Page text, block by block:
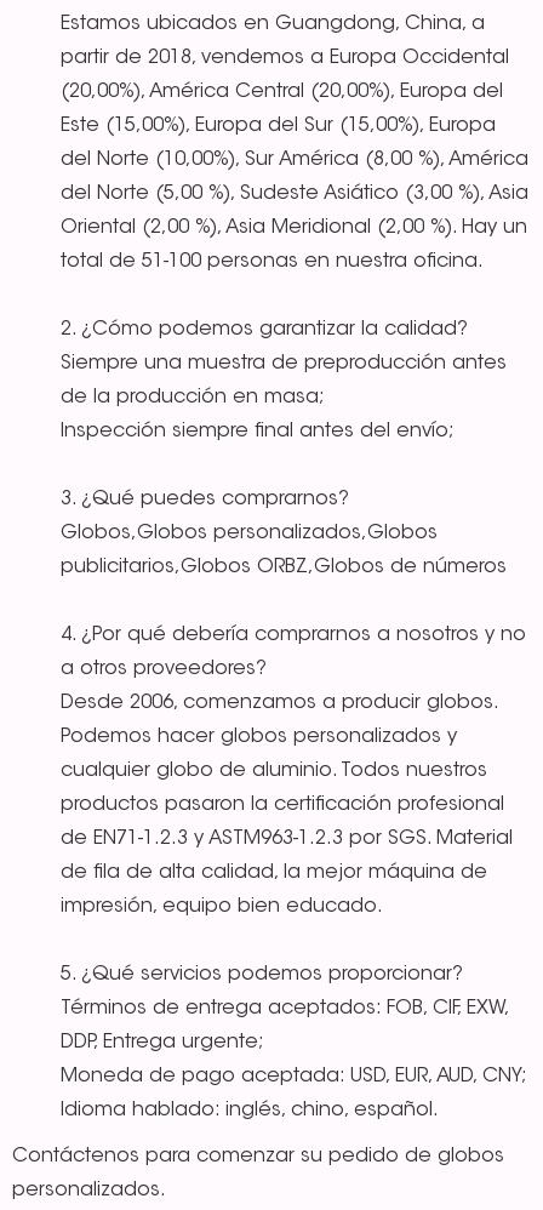
Estamos ubicados en Guangdong, China, a
partir de 2018, vendemos a Europa Occidental
(20,00%), América Central (20,00%), Europa del
Este (15,00%), Europa del Sur (15,00%), Europa
del Norte (10,00%), Sur América (8,00 %), América
del Norte (5,00 %), Sudeste Asiático (3,00 %), Asia
Oriental (2,00 %), Asia Meridional (2,00 %). Hay un
total de 51-100 personas en nuestra oficina.
2. ¿Cómo podemos garantizar la calidad?
Siempre una muestra de preproducción antes
de la producción en masa;
Inspección siempre final antes del envío;
3. ¿Qué puedes comprarnos?
Globos,Globos personalizados,Globos
publicitarios,Globos ORBZ,Globos de números
4. ¿Por qué debería comprarnos a nosotros y no
a otros proveedores?
Desde 2006, comenzamos a producir globos.
Podemos hacer globos personalizados y
cualquier globo de aluminio. Todos nuestros
productos pasaron la certificación profesional
de EN71-1.2.3 y ASTM963-1.2.3 por SGS. Material
de fila de alta calidad, la mejor máquina de
impresión, equipo bien educado.
5. ¿Qué servicios podemos proporcionar?
Términos de entrega aceptados: FOB, CIF, EXW,
DDP, Entrega urgente;
Moneda de pago aceptada: USD, EUR, AUD, CNY;
Idioma hablado: inglés, chino, español.
Contáctenos para comenzar su pedido de globos
personalizados.